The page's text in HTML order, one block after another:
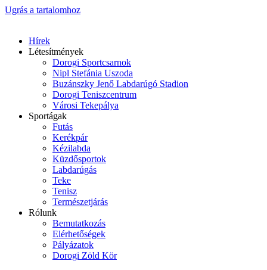
Ugrás a tartalomhoz
Hírek
Létesítmények
Dorogi Sportcsarnok
Nipl Stefánia Uszoda
Buzánszky Jenő Labdarúgó Stadion
Dorogi Teniszcentrum
Városi Tekepálya
Sportágak
Futás
Kerékpár
Kézilabda
Küzdősportok
Labdarúgás
Teke
Tenisz
Természetjárás
Rólunk
Bemutatkozás
Elérhetőségek
Pályázatok
Dorogi Zöld Kör